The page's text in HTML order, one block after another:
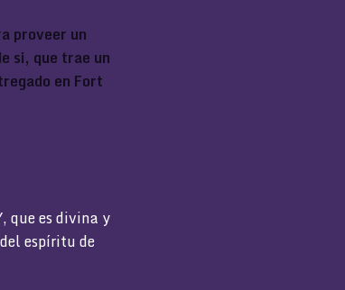
proveer un
si, que trae un
en Fort
que es divina y
espíritu de